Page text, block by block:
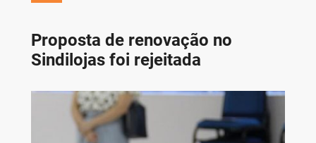
Proposta de renovação no
Sindilojas foi rejeitada